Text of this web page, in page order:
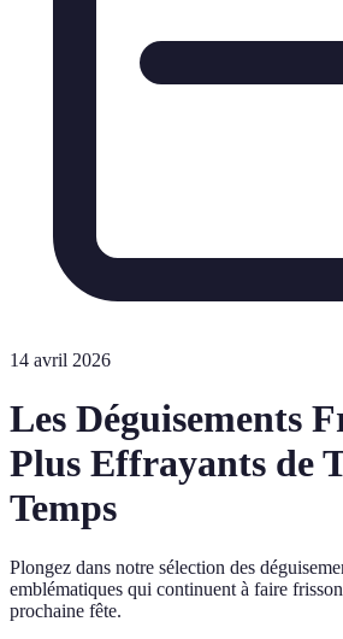
14 avril 2026
Les Déguisements
Plus Effrayants de
Temps
Plongez dans notre sélection des
emblématiques qui continuent à faire
prochaine fête.